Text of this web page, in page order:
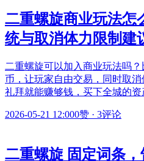
二重螺旋商业玩法怎
统与取消体力限制建
二重螺旋可以加入商业玩法吗
币，让玩家自由交易，同时取
礼拜就能赚够钱，买下全城的
2026-05-21 12:000赞 · 3评论
二重螺旋 固定词条